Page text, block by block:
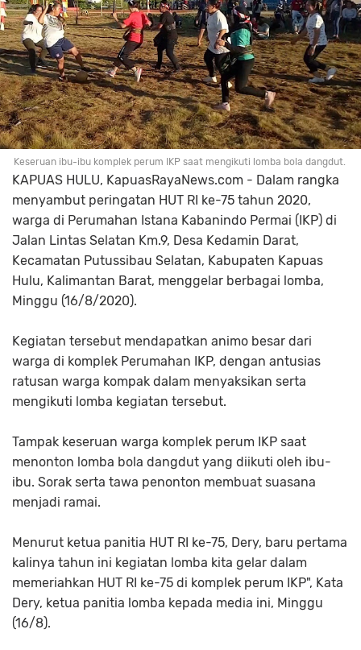
Keseruan ibu-ibu komplek perum IKP saat mengikuti lomba bola dangdut.
KAPUAS HULU, KapuasRayaNews.com - Dalam rangka
menyambut peringatan HUT RI ke-75 tahun 2020,
warga di Perumahan Istana Kabanindo Permai (IKP) di
Jalan Lintas Selatan Km.9, Desa Kedamin Darat,
Kecamatan Putussibau Selatan, Kabupaten Kapuas
Hulu, Kalimantan Barat, menggelar berbagai lomba,
Minggu (16/8/2020).
Kegiatan tersebut mendapatkan animo besar dari
warga di komplek Perumahan IKP, dengan antusias
ratusan warga kompak dalam menyaksikan serta
mengikuti lomba kegiatan tersebut.
Tampak keseruan warga komplek perum IKP saat
menonton lomba bola dangdut yang diikuti oleh ibu-
ibu. Sorak serta tawa penonton membuat suasana
menjadi ramai.
Menurut ketua panitia HUT RI ke-75, Dery, baru pertama
kalinya tahun ini kegiatan lomba kita gelar dalam
memeriahkan HUT RI ke-75 di komplek perum IKP", Kata
Dery, ketua panitia lomba kepada media ini, Minggu
(16/8).